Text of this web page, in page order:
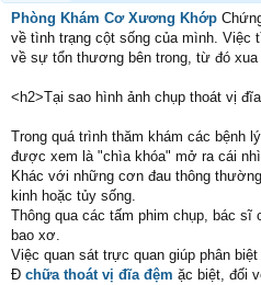
Phòng Khám Cơ Xương Khớp
về tình trạng cột sống của mình. Việc
về sự tổn thương bên trong, từ đó
<h2>Tại sao hình ảnh chụp thoát vị
Trong quá trình thăm khám các bệnh
được xem là "chìa khóa" mở ra cái
Khác với những cơn đau thông
kinh hoặc tủy sống.
Thông qua các tấm phim chụp, bác
bao xơ.
Việc quan sát trực quan giúp phân
Đ chữa thoát vị đĩa đệm ặc biệt, đối